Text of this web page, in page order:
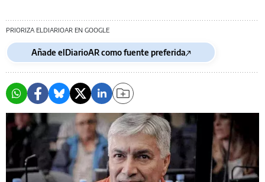
PRIORIZA ELDIARIOAR EN GOOGLE
Añade elDiarioAR como fuente preferida